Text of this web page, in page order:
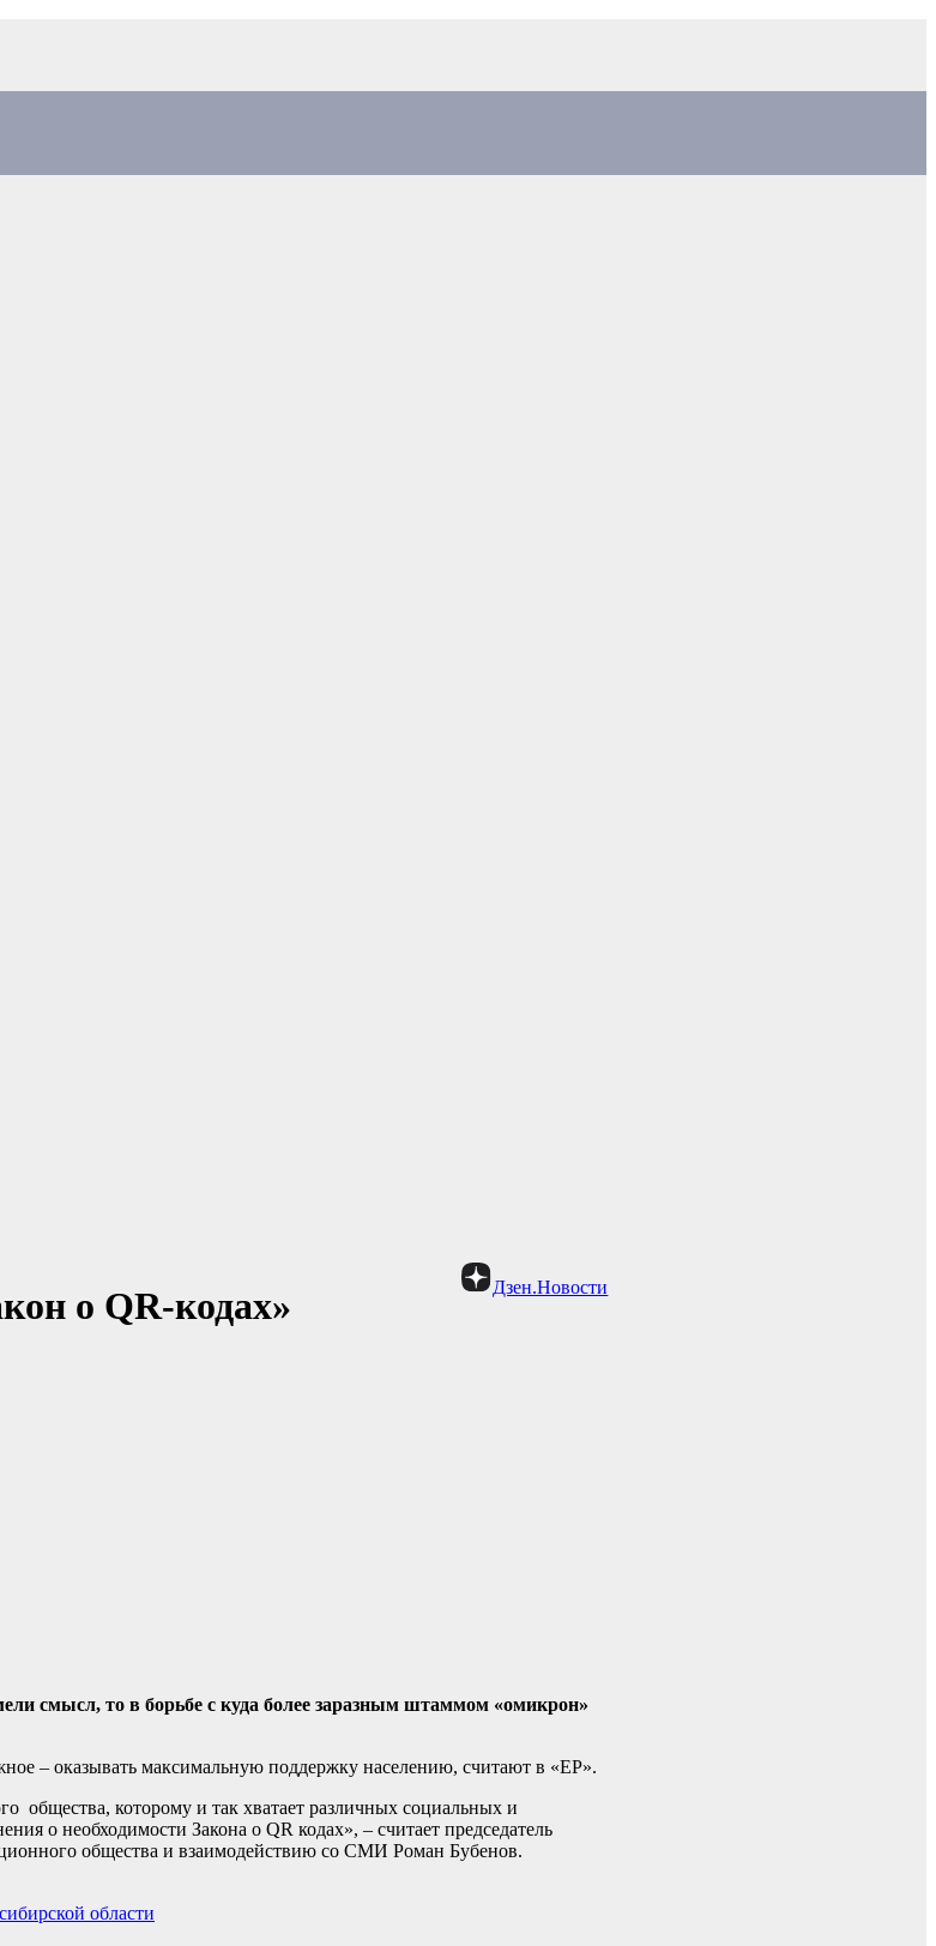
Дзен.Новости
о QR-кодах»
смысл, то в борьбе с куда более заразным штаммом «омикрон»
– оказывать максимальную поддержку населению, считают в «ЕР».
общества, которому и так хватает различных социальных и
о необходимости Закона о QR кодах», – считает председатель
общества и взаимодействию со СМИ Роман Бубенов.
области